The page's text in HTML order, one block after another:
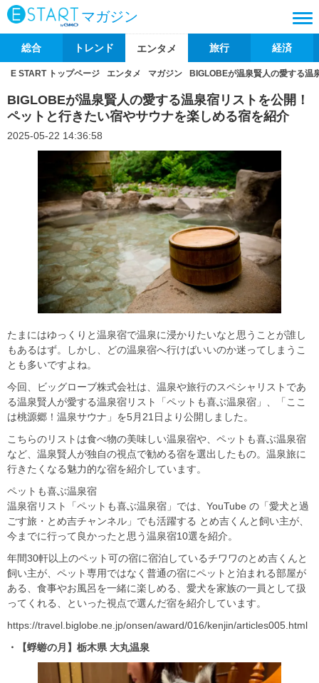
マガジン
総合 トレンド エンタメ 旅行 経済
E START トップページ エンタメ マガジン BIGLOBEが温泉賢人の愛する温
BIGLOBEが温泉賢人の愛する温泉宿リストを公開！
ペットと行きたい宿やサウナを楽しめる宿を紹介
2025-05-22 14:36:58
たまにはゆっくりと温泉宿で温泉に浸かりたいなと思うことが誰し
もあるはず。しかし、どの温泉宿へ行けばいいのか迷ってしまうこ
とも多いですよね。
今回、ビッグローブ株式会社は、温泉や旅行のスペシャリストであ
る温泉賢人が愛する温泉宿リスト「ペットも喜ぶ温泉宿」、「ここ
は桃源郷！温泉サウナ」を5月21日より公開しました。
こちらのリストは食べ物の美味しい温泉宿や、ペットも喜ぶ温泉宿
など、温泉賢人が独自の視点で勧める宿を選出したもの。温泉旅に
行きたくなる魅力的な宿を紹介しています。
ペットも喜ぶ温泉宿
温泉宿リスト「ペットも喜ぶ温泉宿」では、YouTube の「愛犬と過
ごす旅・とめ吉チャンネル」でも活躍する とめ吉くんと飼い主が、
今までに行って良かったと思う温泉宿10選を紹介。
年間30軒以上のペット可の宿に宿泊しているチワワのとめ吉くんと
飼い主が、ペット専用ではなく普通の宿にペットと泊まれる部屋が
ある、食事やお風呂を一緒に楽しめる、愛犬を家族の一員として扱
ってくれる、といった視点で選んだ宿を紹介しています。
https://travel.biglobe.ne.jp/onsen/award/016/kenjin/articles005.html
・【蜉蝣の月】栃木県 大丸温泉